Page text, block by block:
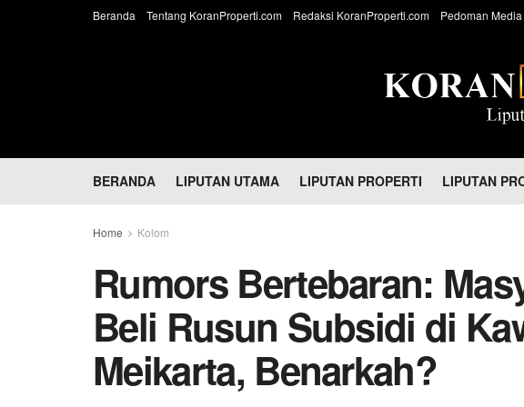
Beranda Tentang KoranProperti.com Redaksi KoranProperti.com Pedoman
BERANDA LIPUTAN UTAMA LIPUTAN PROPERTI LIPUTAN
Home Kolom
Rumors Bertebaran:
Beli Rusun Subsidi di
Meikarta, Benarkah?